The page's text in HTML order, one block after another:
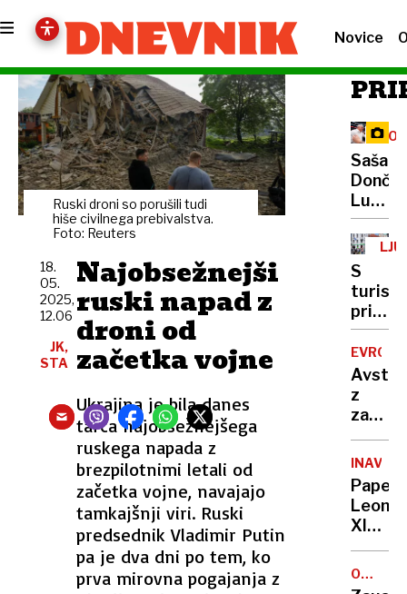
Novice
Ruski droni so porušili tudi
hiše civilnega prebivalstva.
Foto: Reuters
Najobsežnejši
ruski napad z
droni od
začetka vojne
Ukrajina je bila danes
tarča najobsežnejšega
ruskega napada z
brezpilotnimi letali od
začetka vojne, navajajo
tamkajšnji viri. Ruski
predsednik Vladimir Putin
pa je dva dni po tem, ko
prva mirovna pogajanja z
18.
05.
2025,
12.06
JK,
STA
Saša
Dončić:
Luka
je
svet,
a
meni
je
da je
srečen
S
turisti
pridejo
žeparji
in
lažni
z
Izrael
Papež
Leon
XIV.
OB
ROBU